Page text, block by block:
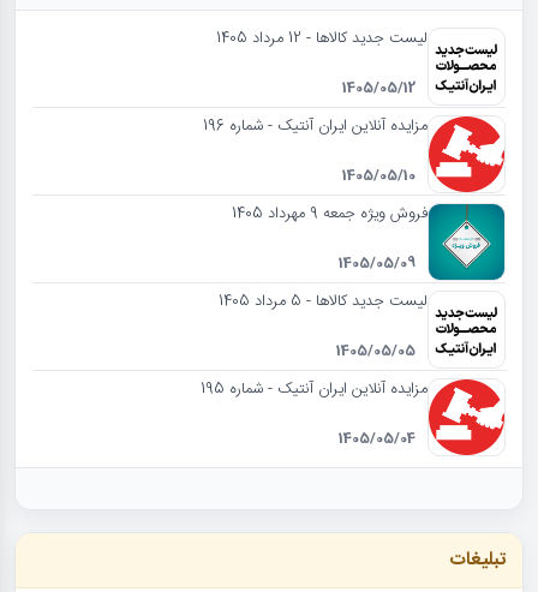
لیست جدید کالاها - 12 مرداد 1405
1405/05/12
مزایده آنلاین ایران آنتیک - شماره 196
1405/05/10
فروش ویژه جمعه 9 مهرداد 1405
1405/05/09
لیست جدید کالاها - 5 مرداد 1405
1405/05/05
مزایده آنلاین ایران آنتیک - شماره 195
1405/05/04
تبلیغات